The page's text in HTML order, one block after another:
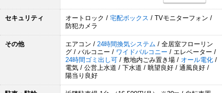
セキュリティ オートロック / 宅配ボックス / TVモニターフォン /
防犯カメラ
その他 エアコン / 24時間換気システム / 全居室フローリン
グ / バルコニー / ワイドバルコニー / エレベーター /
24時間ゴミ出し可 / 敷地内ごみ置き場 / オール電化 /
電気 / 公営上水道 / 下水道 / 眺望良好 / 通風良好 /
陽当り良好